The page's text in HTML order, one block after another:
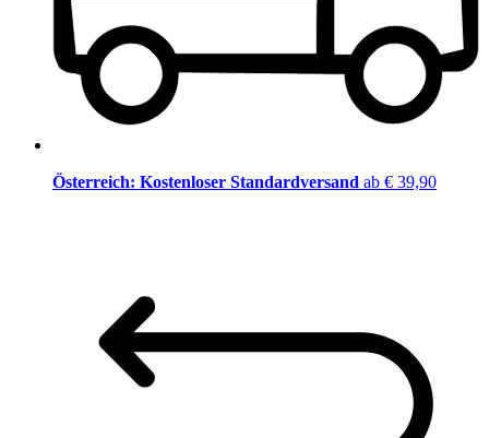
Österreich: Kostenloser Standardversand ab € 39,90